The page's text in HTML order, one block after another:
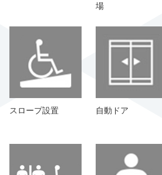
場
スロープ設置 自動ドア